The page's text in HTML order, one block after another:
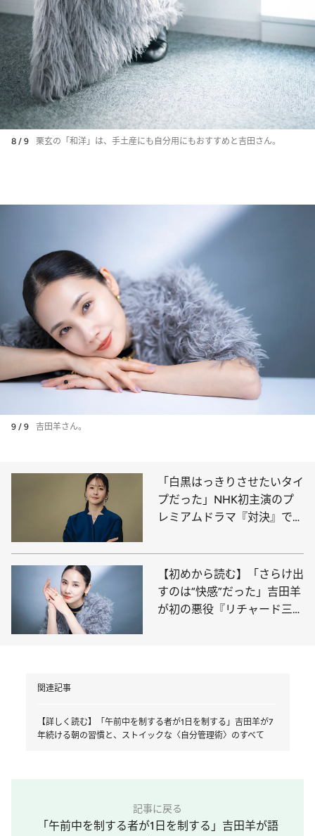
8 / 9 栗玄の「和洋」は、手土産にも自分用にもおすすめと吉田さん。
9 / 9 吉田羊さん。
「白黒はっきりさせたいタイ
プだった」NHK初主演のプ
レミアムドラマ『対決』で新
起こった変化
【初めから読む】「さらけ出
すのは“快感”だった」吉田羊
が初の悪役『リチャード三
関連記事
【詳しく読む】「午前中を制する者が1日を制する」吉田羊が7
年続ける朝の習慣と、ストイックな〈自分管理術〉のすべて
記事に戻る
「午前中を制する者が1日を制する」吉田羊が語